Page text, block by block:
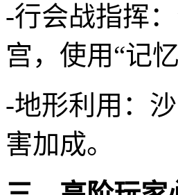
-行会战指挥
宫，使用“记
-地形利用：
害加成。